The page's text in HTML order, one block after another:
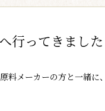
行ってきました
料メーカーの方と一緒に